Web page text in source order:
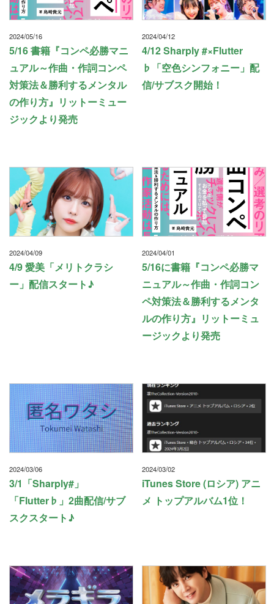
2024/05/16
5/16 書籍『コンペ必勝マニ
ュアル～作曲・作詞コンペ
対策法＆勝利するメンタル
の作り方』リットーミュー
ジックより発売
2024/04/12
4/12 Sharply #×Flutter
♭「空色シンフォニー」配
信/サブスク開始！
2024/04/09
4/9 愛美「メリトクラシ
ー」配信スタート♪
2024/04/01
5/16に書籍『コンペ必勝マ
ニュアル～作曲・作詞コン
ペ対策法＆勝利するメンタ
ルの作り方』リットーミュ
ージックより発売
2024/03/06
3/1「Sharply#」
「Flutter♭」2曲配信/サブ
スクスタート♪
2024/03/02
iTunes Store (ロシア) アニ
メ トップアルバム1位！